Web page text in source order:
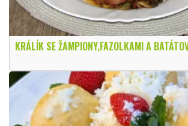
KRÁLÍK SE ŽAMPIONY,FAZOLKAMI A